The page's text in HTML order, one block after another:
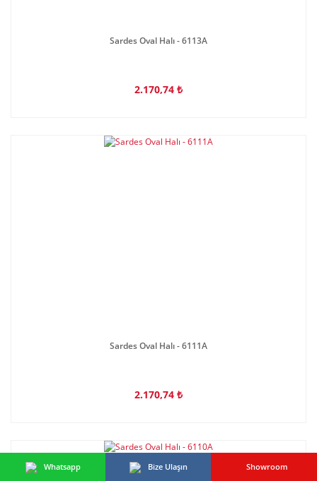
Sardes Oval Halı - 6113A
2.170,74 ₺
Sardes Oval Halı - 6111A
2.170,74 ₺
Whatsapp Bize Ulaşın Showroom